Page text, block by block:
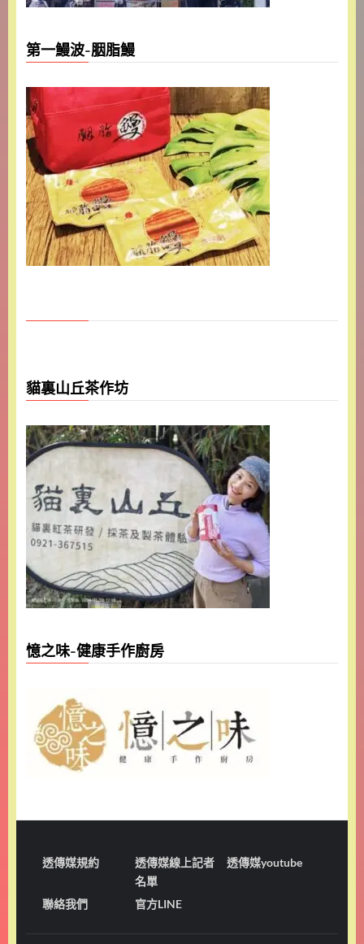
第一鰻波-胭脂鰻
貓裏山丘茶作坊
憶之味-健康手作廚房
透傳媒規約
透傳媒線上記者
名單
透傳媒youtube
聯絡我們 官方LINE